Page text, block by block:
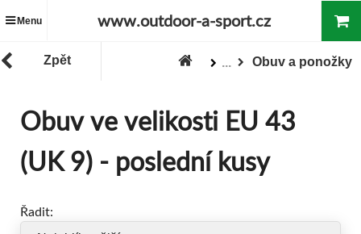
Menu www.outdoor-a-sport.cz
Zpět ... Obuv a ponožky
Obuv ve velikosti EU 43
(UK 9) - poslední kusy
Řadit: